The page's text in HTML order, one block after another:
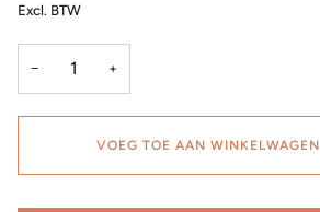
Excl. BTW
− +
VOEG TOE AAN WINKELWAGEN